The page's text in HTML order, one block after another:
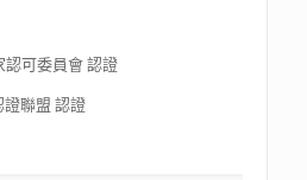
認可委員會 認證
證聯盟 認證